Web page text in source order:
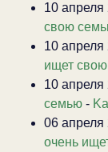
10 апреля
свою
10 апреля
ищет
10 апреля
семью -
06 апреля
очень